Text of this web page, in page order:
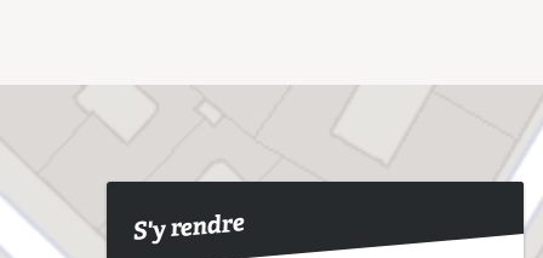
S'y rendre